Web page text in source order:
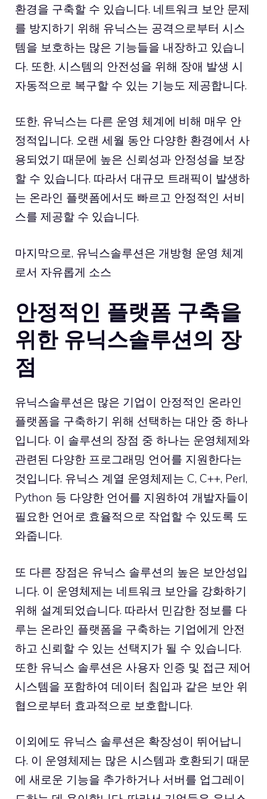
환경을 구축할 수 있습니다. 네트워크 보안 문제
를 방지하기 위해 유닉스는 공격으로부터 시스
템을 보호하는 많은 기능들을 내장하고 있습니
다. 또한, 시스템의 안전성을 위해 장애 발생 시
자동적으로 복구할 수 있는 기능도 제공합니다.
또한, 유닉스는 다른 운영 체계에 비해 매우 안
정적입니다. 오랜 세월 동안 다양한 환경에서 사
용되었기 때문에 높은 신뢰성과 안정성을 보장
할 수 있습니다. 따라서 대규모 트래픽이 발생하
는 온라인 플랫폼에서도 빠르고 안정적인 서비
스를 제공할 수 있습니다.
마지막으로, 유닉스솔루션은 개방형 운영 체계
로서 자유롭게 소스
안정적인 플랫폼 구축을
위한 유닉스솔루션의 장
점
유닉스솔루션은 많은 기업이 안정적인 온라인
플랫폼을 구축하기 위해 선택하는 대안 중 하나
입니다. 이 솔루션의 장점 중 하나는 운영체제와
관련된 다양한 프로그래밍 언어를 지원한다는
것입니다. 유닉스 계열 운영체제는 C, C++, Perl,
Python 등 다양한 언어를 지원하여 개발자들이
필요한 언어로 효율적으로 작업할 수 있도록 도
와줍니다.
또 다른 장점은 유닉스 솔루션의 높은 보안성입
니다. 이 운영체제는 네트워크 보안을 강화하기
위해 설계되었습니다. 따라서 민감한 정보를 다
루는 온라인 플랫폼을 구축하는 기업에게 안전
하고 신뢰할 수 있는 선택지가 될 수 있습니다.
또한 유닉스 솔루션은 사용자 인증 및 접근 제어
시스템을 포함하여 데이터 침입과 같은 보안 위
협으로부터 효과적으로 보호합니다.
이외에도 유닉스 솔루션은 확장성이 뛰어납니
다. 이 운영체제는 많은 시스템과 호환되기 때문
에 새로운 기능을 추가하거나 서버를 업그레이